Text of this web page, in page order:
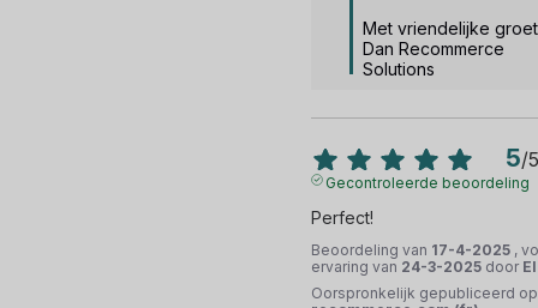
Met vriendelijke
Dan Recommerce
Solutions
5/5
Gecontroleerde beoordeling
Perfect!
Beoordeling van 17-4-2025 ,
ervaring van 24-3-2025 door
Oorspronkelijk gepubliceerd op